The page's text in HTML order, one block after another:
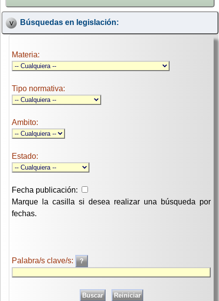
Búsquedas en legislación:
Materia:
Tipo normativa:
Ambito:
Estado:
Fecha publicación:
Marque la casilla si desea realizar una búsqueda por
fechas.
Palabra/s clave/s: